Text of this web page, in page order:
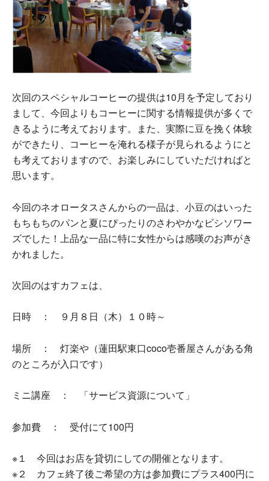
次回のスペシャルコーヒーの提供は10月を予定しており
まして、今回よりもコーヒーに関する情報提供が多くで
きるように考えております。また、実際に豆を挽く体験
ができたり、コーヒーを淹れる様子が見られるようにと
も考えておりますので、お楽しみにしていただければと
思います。
今回のネオロータスさんからの一品は、小豆のはいった
もちもちのパンと夏にぴったりのさわやかなビシソワー
ズでした！上品な一品に特に女性からは感嘆のお声がき
かれました。
次回のはすカフェは、
日時 ： ９月８日（木）１０時～
場所 ： 灯楽や（蓮田駅東口coco壱番屋さんがある角
のところが入口です）
ミニ講座 ： 「サービス資源について」
参加費 ： 受付にて100円
※１ 今回はお店を貸切にしての開催となります。
※２ カフェ終了後ご希望の方は参加費にプラス400円に